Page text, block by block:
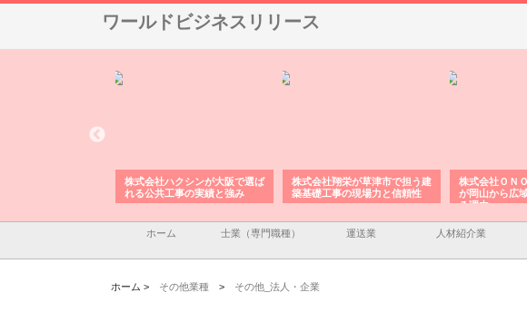
ワールドビジネスリリース
株式会社ハクシンが大阪で選ば
れる公共工事の実績と強み
株式会社翔栄が草津市で担う建
築基礎工事の現場力と信頼性
株式会社ＯＮ
が岡山から広
る理由
ホーム 士業（専門職種） 運送業 人材紹介業
ホーム > その他業種 > その他_法人・企業